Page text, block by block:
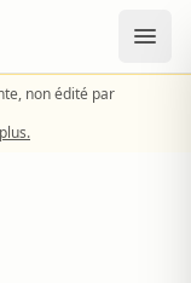
non édité par